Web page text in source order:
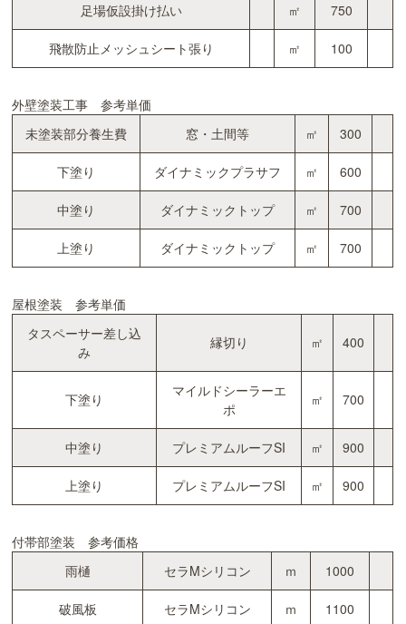
足場仮設掛け払い
㎡ 750
飛散防止メッシュシート張り ㎡ 100
外壁塗装工事 参考単価
未塗装部分養生費
窓・土間等 ㎡ 300
下塗り ダイナミックプラサフ ㎡ 600
中塗り ダイナミックトップ ㎡ 700
上塗り ダイナミックトップ ㎡ 700
屋根塗装 参考単価
タスペーサー差し込
み
縁切り ㎡ 400
下塗り
マイルドシーラーエ
ポ
㎡ 700
中塗り プレミアムルーフSI ㎡ 900
上塗り プレミアムルーフSI ㎡ 900
付帯部塗装 参考価格
雨樋
セラMシリコン ｍ 1000
破風板 セラMシリコン ｍ 1100